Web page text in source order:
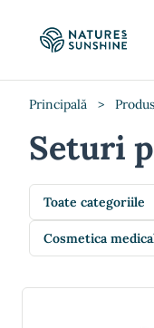
Principală >
Seturi
Toate categoriile
Cosmetica